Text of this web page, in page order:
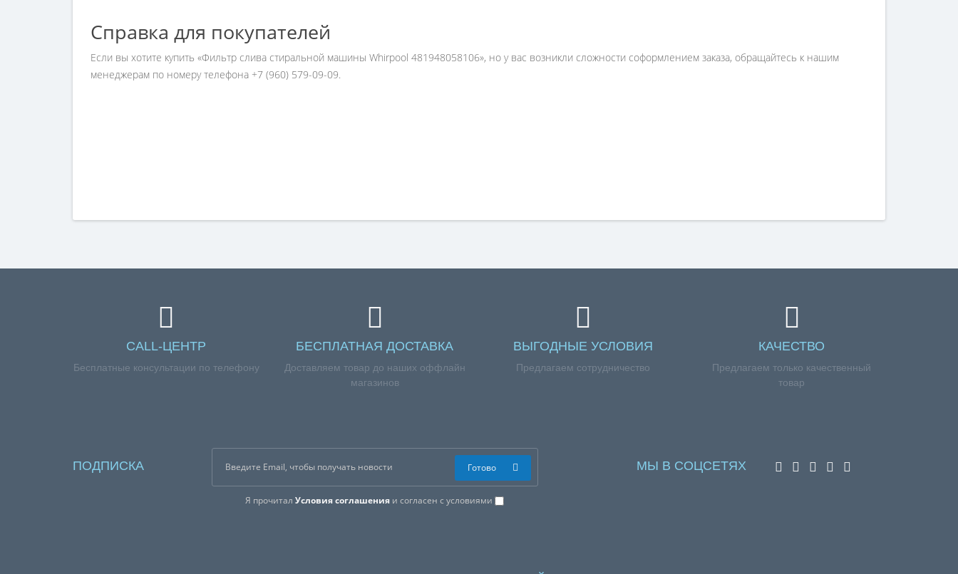
Справка для покупателей
Если вы хотите купить «Фильтр слива стиральной машины Whirpool 481948058106», но у вас возникли сложности соформлением заказа, обращайтесь к нашим
менеджерам по номеру телефона +7 (960) 579-09-09.
CALL-ЦЕНТР
Бесплатные консультации по телефону
БЕСПЛАТНАЯ ДОСТАВКА
Доставляем товар до наших оффлайн
магазинов
ВЫГОДНЫЕ УСЛОВИЯ
Предлагаем сотрудничество
КАЧЕСТВО
Предлагаем только качественный
товар
ПОДПИСКА
Я прочиталУсловия соглашения и согласен с условиями
Готово МЫ В СОЦСЕТЯХ